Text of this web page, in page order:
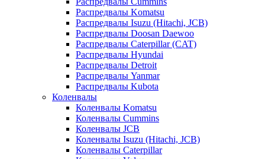
Распредвалы Komatsu
Распредвалы Isuzu (Hitachi, JCB)
Распредвалы Doosan Daewoo
Распредвалы Caterpillar (CAT)
Распредвалы Hyundai
Распредвалы Detroit
Распредвалы Yanmar
Распредвалы Kubota
Коленвалы
Коленвалы Komatsu
Коленвалы Cummins
Коленвалы JCB
Коленвалы Isuzu (Hitachi, JCB)
Коленвалы Caterpillar